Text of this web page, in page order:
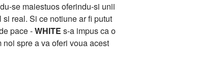
se maiestuos oferindu-si unii
real. Si ce notiune ar fi putut
pace -WHITE s-a impus ca o
spre a va oferi voua acest